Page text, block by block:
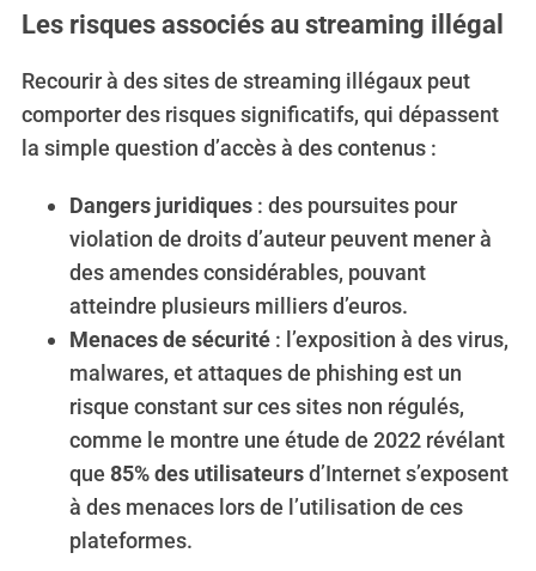
Les risques associés au streaming illégal
Recourir à des sites de streaming illégaux peut
comporter des risques significatifs, qui dépassent
la simple question d’accès à des contenus :
Dangers juridiques: des poursuites pour
violation de droits d’auteur peuvent mener à
des amendes considérables, pouvant
atteindre plusieurs milliers d’euros.
Menaces de sécurité: l’exposition à des virus,
malwares, et attaques de phishing est un
risque constant sur ces sites non régulés,
comme le montre une étude de 2022 révélant
que 85% des utilisateursd’Internet s’exposent
à des menaces lors de l’utilisation de ces
plateformes.